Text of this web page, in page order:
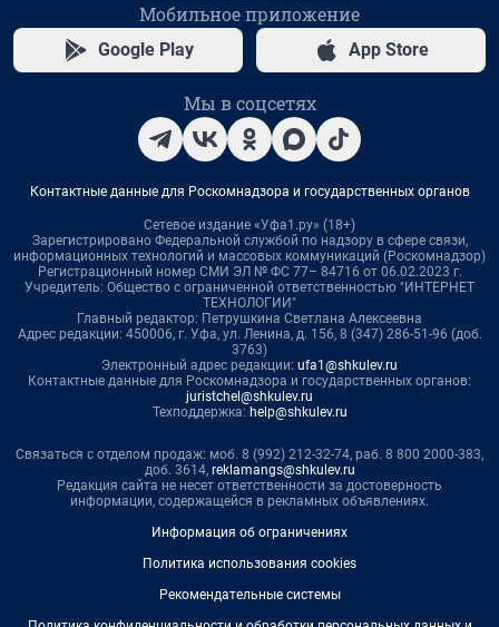
Мобильное приложение
Google Play App Store
Мы в соцсетях
Контактные данные для Роскомнадзора и государственных органов
Сетевое издание «Уфа1.ру» (18+)
Зарегистрировано Федеральной службой по надзору в сфере связи,
информационных технологий и массовых коммуникаций (Роскомнадзор)
Регистрационный номер СМИ ЭЛ № ФС 77– 84716 от 06.02.2023 г.
Учредитель: Общество с ограниченной ответственностью "ИНТЕРНЕТ
ТЕХНОЛОГИИ"
Главный редактор: Петрушкина Светлана Алексеевна
Адрес редакции: 450006, г. Уфа, ул. Ленина, д. 156, 8 (347) 286-51-96 (доб.
3763)
Электронный адрес редакции: ufa1@shkulev.ru
Контактные данные для Роскомнадзора и государственных органов:
juristchel@shkulev.ru
Техподдержка: help@shkulev.ru
Связаться с отделом продаж: моб. 8 (992) 212-32-74, раб. 8 800 2000-383,
доб. 3614, reklamangs@shkulev.ru
Редакция сайта не несет ответственности за достоверность
информации, содержащейся в рекламных объявлениях.
Информация об ограничениях
Политика использования cookies
Рекомендательные системы